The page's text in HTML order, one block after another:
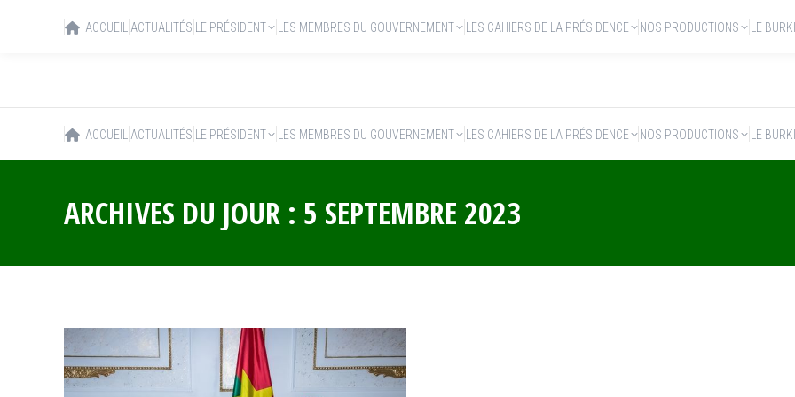
ACCUEIL ACTUALITÉS LE PRÉSIDENT LES MEMBRES DU GOUVERNEMENT LES CAHIERS DE LA PRÉSIDENCE NOS PRODUCTIONS LE
ARCHIVES DU JOUR : 5 SEPTEMBRE 2023
ACCUEIL ACTUALITÉS LE PRÉSIDENT LES MEMBRES DU GOUVERNEMENT LES CAHIERS DE LA PRÉSIDENCE NOS PRODUCTIONS LE